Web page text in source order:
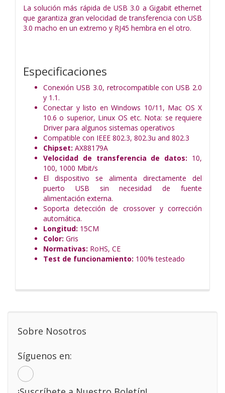
La solución más rápida de USB 3.0 a Gigabit ethernet
que garantiza gran velocidad de transferencia con USB
3.0 macho en un extremo y RJ45 hembra en el otro.
Especificaciones
Conexión USB 3.0, retrocompatible con USB 2.0
y 1.1.
Conectar y listo en Windows 10/11, Mac OS X
10.6 o superior, Linux OS etc. Nota: se requiere
Driver para algunos sistemas operativos
Compatible con IEEE 802.3, 802.3u and 802.3
Chipset: AX88179A
Velocidad de transferencia de datos: 10,
100, 1000 Mbit/s
El dispositivo se alimenta directamente del
puerto USB sin necesidad de fuente
alimentación externa.
Soporta detección de crossover y corrección
automática.
Longitud: 15CM
Color: Gris
Normativas: RoHS, CE
Test de funcionamiento: 100% testeado
Sobre Nosotros
Síguenos en: